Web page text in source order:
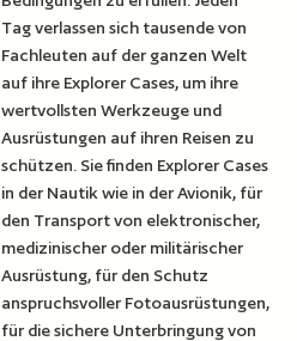
Tag verlassen sich tausende von
Fachleuten auf der ganzen Welt
auf ihre Explorer Cases, um ihre
wertvollsten Werkzeuge und
Ausrüstungen auf ihren Reisen zu
schützen. Sie finden Explorer Cases
in der Nautik wie in der Avionik, für
den Transport von elektronischer,
medizinischer oder militärischer
Ausrüstung, für den Schutz
anspruchsvoller Fotoausrüstungen,
für die sichere Unterbringung von